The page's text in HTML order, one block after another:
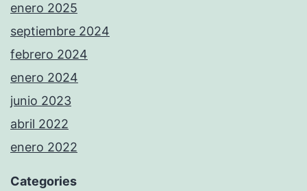
enero 2025
septiembre 2024
febrero 2024
enero 2024
junio 2023
abril 2022
enero 2022
Categories